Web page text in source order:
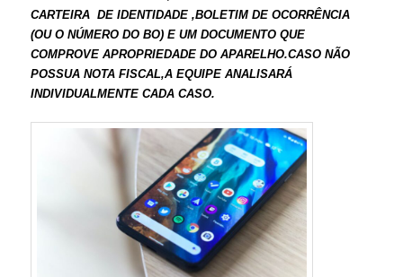
CARTEIRA DE IDENTIDADE ,BOLETIM DE OCORRÊNCIA
(OU O NÚMERO DO BO) E UM DOCUMENTO QUE
COMPROVE APROPRIEDADE DO APARELHO.CASO NÃO
POSSUA NOTA FISCAL,A EQUIPE ANALISARÁ
INDIVIDUALMENTE CADA CASO.